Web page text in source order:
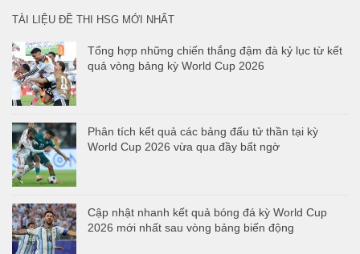
TÀI LIỆU ĐỀ THI HSG MỚI NHẤT
Tổng hợp những chiến thắng đậm đà kỷ lục từ kết
quả vòng bảng kỳ World Cup 2026
Phân tích kết quả các bảng đấu tử thần tại kỳ
World Cup 2026 vừa qua đầy bất ngờ
Cập nhật nhanh kết quả bóng đá kỳ World Cup
2026 mới nhất sau vòng bảng biến động